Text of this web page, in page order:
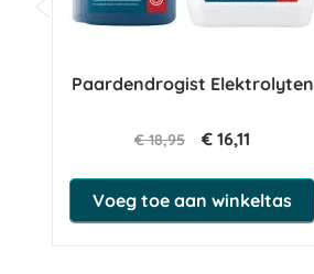
Paardendrogist Elektrolyten
€ 18,95 € 16,11
Voeg toe aan winkeltas